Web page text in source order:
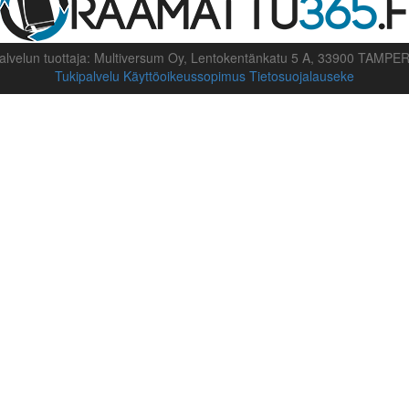
tuottaja: Multiversum Oy, Lentokentänkatu 5 A, 33900
Tukipalvelu Käyttöoikeussopimus Tietosuojalauseke